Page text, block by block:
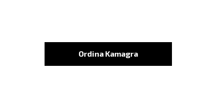
Ordina Kamagra